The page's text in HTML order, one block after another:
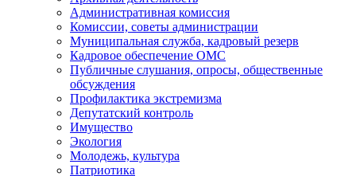
Административная комиссия
Комиссии, советы администрации
Муниципальная служба, кадровый резерв
Кадровое обеспечение ОМС
Публичные слушания, опросы, общественные
обсуждения
Профилактика экстремизма
Депутатский контроль
Имущество
Экология
Молодежь, культура
Патриотика